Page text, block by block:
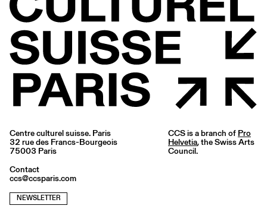
Centre culturel suisse. Paris
32 rue des Francs-Bourgeois
75003 Paris
Contact
ccs@ccsparis.com
NEWSLETTER
CCS is a branch of Pro
Helvetia, the Swiss Arts
Council.